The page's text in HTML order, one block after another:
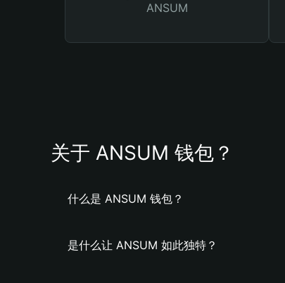
ANSUM
关于 ANSUM 钱包？
什么是 ANSUM 钱包？
是什么让 ANSUM 如此独特？